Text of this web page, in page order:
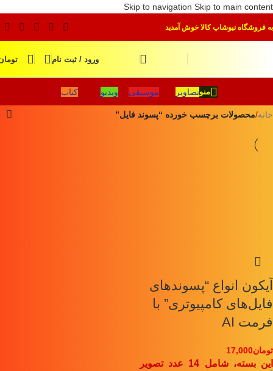
Skip to navigation Skip to main content
به فروشگاه نیوشاپ کالا خوش آمدید
ورود / ثبت نام
منوتصاویر موسیقی ویدیو کتاب
خانه/محصولات برچسب خورده “پسوند فایل”
آیکون انواع “پسوندهای
فایل‌های کامپیوتری” با
فرمت AI
تومان17,000
این بسته، شامل 14 عدد تصویر